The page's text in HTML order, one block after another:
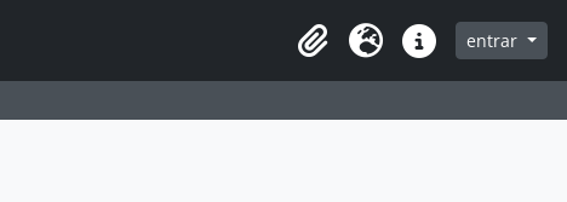
Clipboard
Idioma Ligações rápidas
entrar